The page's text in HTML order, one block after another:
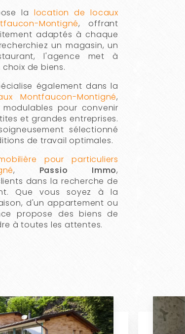
la location de locaux
Montigné, offrant
adaptés à chaque
un magasin, un
l'agence met à
de biens.
également dans la
Montfaucon-Montigné,
pour convenir
et grandes entreprises.
sélectionné
de travail optimales.
pour particuliers
, Passio Immo,
dans la recherche de
Que vous soyez à la
d'un appartement ou
propose des biens de
à toutes les attentes.